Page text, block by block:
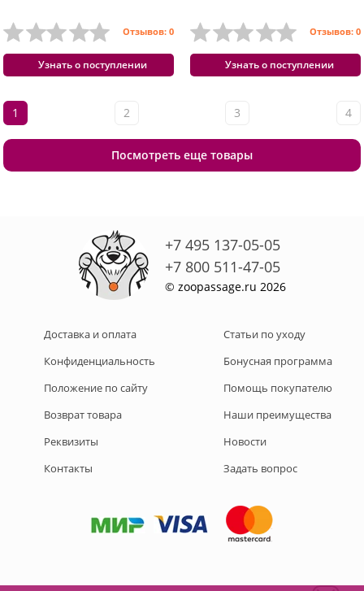
Отзывов: 0
Узнать о поступлении
Отзывов: 0
Узнать о поступлении
Посмотреть еще товары
1 2 3 4
+7 495 137-05-05
+7 800 511-47-05
© zoopassage.ru 2026
Доставка и оплата
Конфиденциальность
Положение по сайту
Возврат товара
Реквизиты
Контакты
Статьи по уходу
Бонусная программа
Помощь покупателю
Наши преимущества
Новости
Задать вопрос